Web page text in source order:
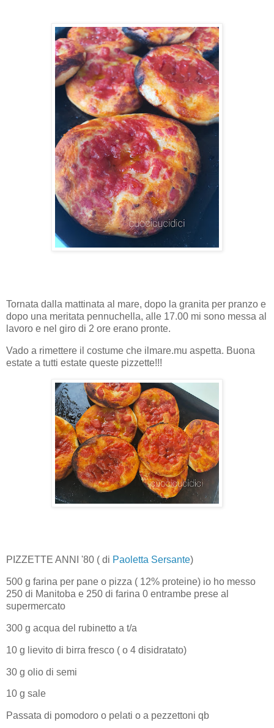
Tornata dalla mattinata al mare, dopo la granita per pranzo e
dopo una meritata pennuchella, alle 17.00 mi sono messa al
lavoro e nel giro di 2 ore erano pronte.
Vado a rimettere il costume che ilmare.mu aspetta. Buona
estate a tutti estate queste pizzette!!!
PIZZETTE ANNI '80 ( di Paoletta Sersante)
500 g farina per pane o pizza ( 12% proteine) io ho messo
250 di Manitoba e 250 di farina 0 entrambe prese al
supermercato
300 g acqua del rubinetto a t/a
10 g lievito di birra fresco ( o 4 disidratato)
30 g olio di semi
10 g sale
Passata di pomodoro o pelati o a pezzettoni qb